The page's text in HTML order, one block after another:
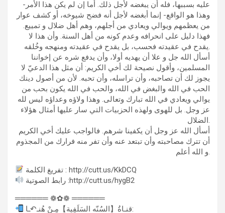
عليه بسببها، فله أن يبغضه لأجل ذلك. أما إن لم يكن هذا الأمر-
وهذا هو الواقع- إنما أبغضه لأجل أنه فضح شيوخه، أو كشف عوار
من يعظمهم ويوالي ويعادي من أجلهم، وهم أهل ضلال و تمييع.
فهذا دليل على انحرافه وعدم كونه من أهل السنة. وأن هذا لا
يقدح في عقيدته فحسب، بل يقدح في عقيدته ومنهجه وخُلقه.
أسأل الله جل و علا أن يهديه أولا، وأن يدفع شره عن إخواننا
المسلمين، وأقول نصيحة لك أخي الكريم: أن مثل هذا الدعيّ لا
يجوز لك أن تصاحبه، وأن تراسله، وأن تحبه. لأن من أصول دينك
الحب في الله والبغض في الله، والحب في الله يكون بحب من
يوالي ويعادي في الله تبارك وتعالى. وهذا ولاؤه وعداؤه ليس لله
عز وجل. بل للهوى ولهذه الحزبيات التي سار عليها أمثال هؤلاء
الضلال.
أسأل الله عز وجل أن يكفينا شرهم. فالواجب عليك أخي الكريم
أن تترك مصاحبته وأن تبتعد عنه وأن تفر منه فرارك من المجذوم
و الله أعلم.
تفريغ الكلمة : http://cutt.us/KkDCQ
رابط الصوتية :http://cutt.us/hygB2
══════ ❁✿❁ ══════
قنـاةُ【السُنّه السَلَفِية】مِـنْ هُنـ↶ـا: